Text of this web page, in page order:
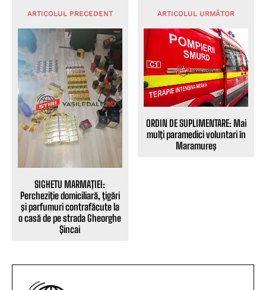
ARTICOLUL PRECEDENT
SIGHETU MARMAŢIEI:
Percheziţie domiciliară, ţigări
şi parfumuri contrafăcute la
o casă de pe strada Gheorghe
Şincai
ARTICOLUL URMĂTOR
ORDIN DE SUPLIMENTARE: Mai
mulţi paramedici voluntari în
Maramureş